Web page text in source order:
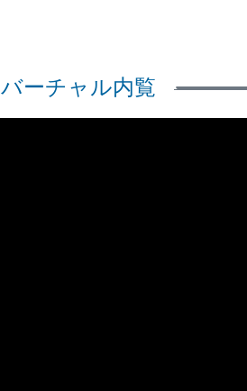
バーチャル内覧